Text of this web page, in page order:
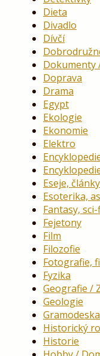
Dieta
Divadlo
Dívčí
Dokumenty
Doprava
Drama
Egypt
Ekologie
Ekonomie
Elektro
Eseje, články
Esoterika,
Fantasy, sci-
Fejetony
Film
Filozofie
Fotografie,
Fyzika
Geografie /
Geologie
Gramodeska
Historický
Historie